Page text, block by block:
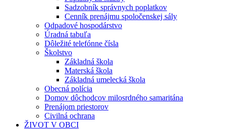
Sadzobník správnych poplatkov
Cenník prenájmu spoločenskej sály
Odpadové hospodárstvo
Úradná tabuľa
Dôležité telefónne čísla
Školstvo
Základná škola
Materská škola
Základná umelecká škola
Obecná polícia
Domov dôchodcov milosrdného samaritána
Prenájom priestorov
Civilná ochrana
ŽIVOT V OBCI